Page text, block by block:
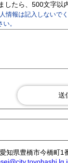
したら、500文字以
情報は記入しない
。
知県豊橋市今橋町1